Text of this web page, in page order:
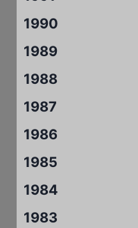
1990
1989
1988
1987
1986
1985
1984
1983